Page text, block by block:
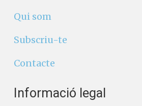
Qui som
Subscriu-te
Contacte
Informació legal